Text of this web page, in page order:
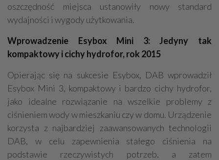
oszczędność miejsca ustanowiły nowy standard
wydajności i wygody użytkowania.
Wprowadzenie Esybox Mini 3: Jedyny tak
kompaktowy i cichy hydrofor, rok 2015
Opierając się na sukcesie Esybox, DAB wprowadził
Esybox Mini 3, kompaktowy i bardzo cichy hydrofor,
jako idealne rozwiązanie na wszelkie problemy z
ciśnieniem wody w mieszkaniu czy w domu. Urządzenie
korzysta z najbardziej zaawansowanych technologii
DAB, w celu zapewnienia stałego ciśnienia na
podstawie rzeczywistych potrzeb, a zatem